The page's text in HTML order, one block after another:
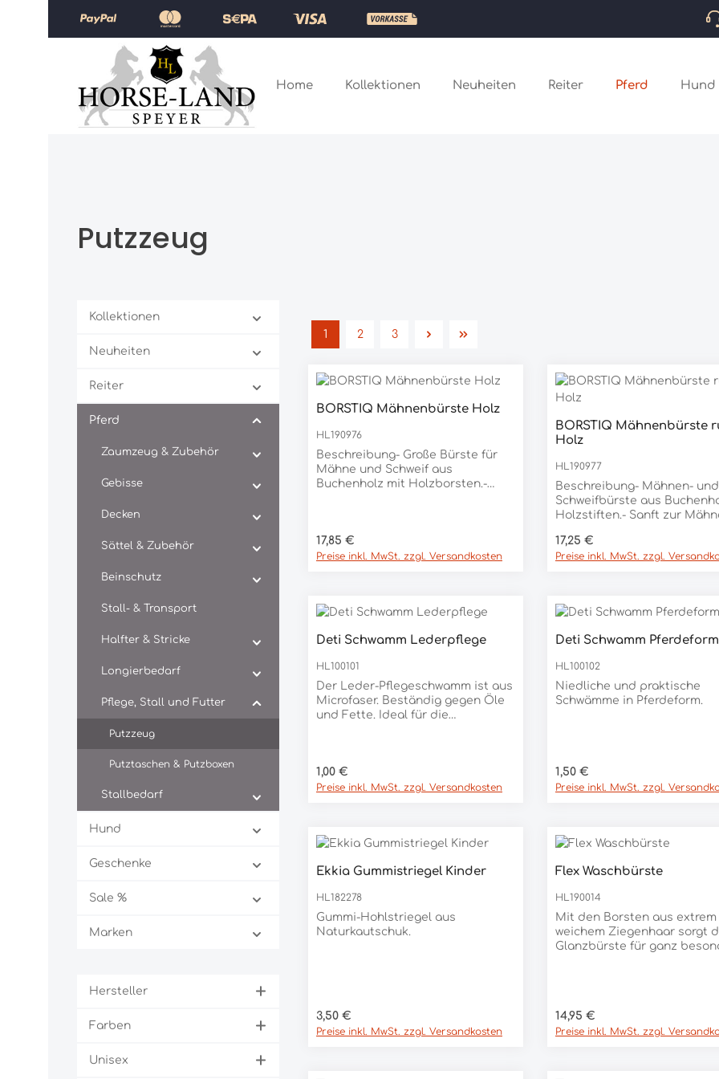
Zum Hauptinhalt springen
Zur Hauptnavigation springen
Home Kollektionen Neuheiten Reiter Pferd Hund
Putzzeug
Kollektionen
Neuheiten
Reiter
Pferd
Zaumzeug & Zubehör
Gebisse
Decken
Sättel & Zubehör
Beinschutz
Stall- & Transport
Halfter & Stricke
Longierbedarf
Pflege, Stall und Futter
Putzzeug
Putztaschen & Putzboxen
Stallbedarf
Hund
Geschenke
Sale %
Marken
Hersteller
Farben
Unisex
Seite
1
Seite
2
Seite
3
Produkt Anzahl: Gib den gewünschten
BORSTIQ Mähnenbürste Holz
HL190976
Beschreibung- Große Bürste für
Mähne und Schweif aus
Buchenholz mit Holzborsten.-
:Buchenholz.
Regulärer Preis:
17,85 €
Preise inkl. MwSt. zzgl. Versandkosten
Produkt
BORSTIQ Mähnenbürste
Holz
HL190977
Beschreibung- Mähnen- und
Schweifbürste aus
Holzstiften.- Sanft zur
:Buchenholz.
Regulärer Preis:
17,25 €
Preise inkl. MwSt. zzgl.
Produkt Anzahl: Gib den gewünschten
Deti Schwamm Lederpflege
HL100101
Der Leder-Pflegeschwamm ist aus
Microfaser. Beständig gegen Öle
und Fette. Ideal für die
Regulärer Preis:
1,00 €
Preise inkl. MwSt. zzgl. Versandkosten
Produkt
Deti Schwamm Pferdeform
HL100102
Niedliche und praktische
Schwämme in Pferdeform.
Regulärer Preis:
1,50 €
Preise inkl. MwSt. zzgl.
Ekkia Gummistriegel Kinder
HL182278
Gummi-Hohlstriegel aus
Naturkautschuk.
Regulärer Preis:
3,50 €
Preise inkl. MwSt. zzgl. Versandkosten
Flex Waschbürste
HL190014
Mit den Borsten aus extrem
weichem Ziegenhaar sorgt
Glanzbürste für ganz
ihres zweifach biegsamen
Rückens besonders
an.Maße: Rücken: 18,5 cm,
Regulärer Preis:
14,95 €
Preise inkl. MwSt. zzgl.